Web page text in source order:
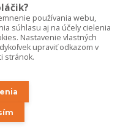
používania webu,
súhlasu aj na účely cielenia
Nastavenie vlastných
upraviť odkazom v
stránok.